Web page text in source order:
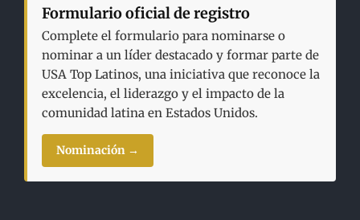
Formulario oficial de registro
Complete el formulario para nominarse o
nominar a un líder destacado y formar parte de
USA Top Latinos, una iniciativa que reconoce la
excelencia, el liderazgo y el impacto de la
comunidad latina en Estados Unidos.
Nominación →